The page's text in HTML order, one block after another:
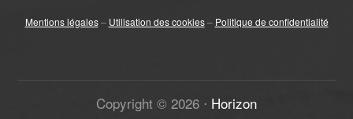
Mentions légales– Utilisation des cookies– Politique de confidentialité
Copyright © 2026 ⋅ Horizon